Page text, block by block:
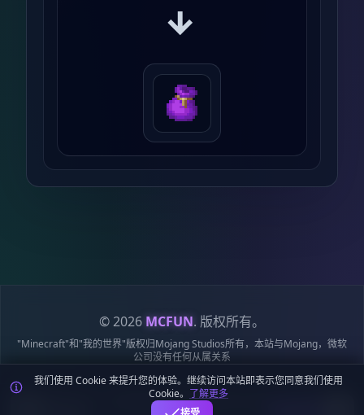
→
© 2026 MCFUN. 版权所有。
"Minecraft"和"我的世界"版权归Mojang Studios所有，本站与Mojang，微软
公司没有任何从属关系
隐私
服务
Cookie 站点
地图
鄂ICP备
19018284号-6
鄂公网安备
麦块迷APP - 在这里总会找到你喜欢的MC基
我们使用 Cookie 来提升您的体验。继续访问本站即表示您同意我们使用
Cookie。 了解更多